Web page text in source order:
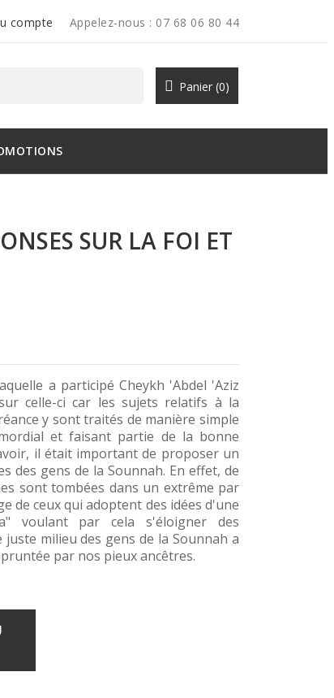
compte Appelez-nous : 07 68 06 80 44
Panier (0)
SUR LA FOI ET
a participé Cheykh 'Abdel 'Aziz
celle-ci car les sujets relatifs à la
y sont traités de manière simple
et faisant partie de la bonne
il était important de proposer un
des gens de la Sounnah. En effet, de
sont tombées dans un extrême par
de ceux qui adoptent des idées d'une
" voulant par cela s'éloigner des
juste milieu des gens de la Sounnah a
par nos pieux ancêtres.